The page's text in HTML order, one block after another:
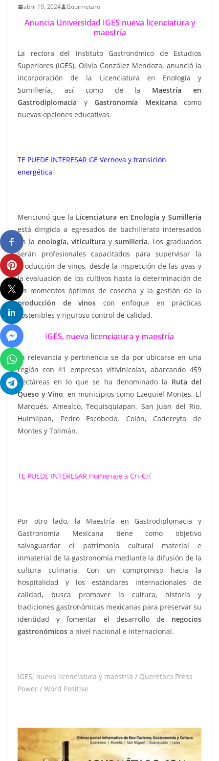
abril 19, 2024 Gourmetaro
Anuncia Universidad IGES nueva licenciatura y
maestría
La rectora del Instituto Gastronómico de Estudios
Superiores (IGES), Olivia González Mendoza, anunció la
incorporación de la Licenciatura en Enología y
Sumillería, así como de la Maestría en
Gastrodiplomacia y Gastronomía Mexicana como
nuevas opciones educativas.
TE PUEDE INTERESAR GE Vernova y transición
energética
Mencionó que la Licenciatura en Enología y Sumillería
está dirigida a egresados de bachillerato interesados
en la enología, viticultura y sumillería. Los graduados
serán profesionales capacitados para supervisar la
producción de vinos, desde la inspección de las uvas y
la evaluación de los cultivos hasta la determinación de
los momentos óptimos de cosecha y la gestión de la
producción de vinos con enfoque en prácticas
sostenibles y riguroso control de calidad.
IGES, nueva licenciatura y maestría
La relevancia y pertinencia se da por ubicarse en una
región con 41 empresas vitivinícolas, abarcando 459
hectáreas en lo que se ha denominado la Ruta del
Queso y Vino, en municipios como Ezequiel Montes, El
Marqués, Amealco, Tequisquiapan, San Juan del Río,
Huimilpan, Pedro Escobedo, Colón, Cadereyta de
Montes y Tolimán.
TE PUEDE INTERESAR Homenaje a Cri-Crí
Por otro lado, la Maestría en Gastrodiplomacia y
Gastronomía Mexicana tiene como objetivo
salvaguardar el patrimonio cultural material e
inmaterial de la gastronomía mediante la difusión de la
cultura culinaria. Con un compromiso hacia la
hospitalidad y los estándares internacionales de
calidad, busca promover la cultura, historia y
tradiciones gastronómicas mexicanas para preservar su
identidad y fomentar el desarrollo de negocios
gastronómicos a nivel nacional e internacional.
IGES, nueva licenciatura y maestría / Querétaro Press
Power / Word Positive